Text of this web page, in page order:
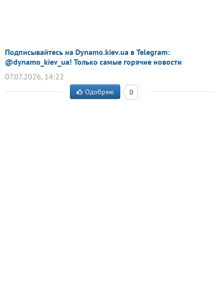
Подписывайтесь на Dynamo.kiev.ua в Telegram:
@dynamo_kiev_ua! Только самые горячие новости
07.07.2026, 14:22
Одобряю 0